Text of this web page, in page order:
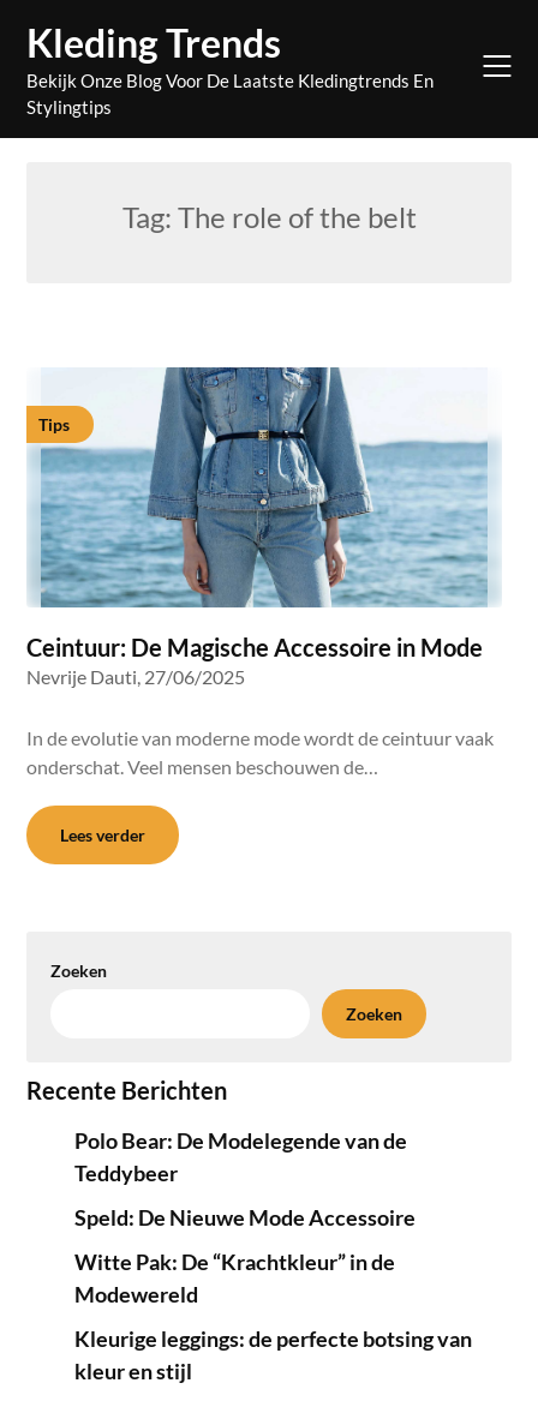
content
Kleding Trends
Bekijk Onze Blog Voor De Laatste Kledingtrends En
Stylingtips
Tag: The role of the belt
Tips
Ceintuur: De Magische Accessoire in Mode
Nevrije Dauti, 27/06/2025
In de evolutie van moderne mode wordt de ceintuur vaak
onderschat. Veel mensen beschouwen de…
Lees verder
Zoeken
Zoeken
Recente Berichten
Polo Bear: De Modelegende van de
Teddybeer
Speld: De Nieuwe Mode Accessoire
Witte Pak: De “Krachtkleur” in de
Modewereld
Kleurige leggings: de perfecte botsing van
kleur en stijl